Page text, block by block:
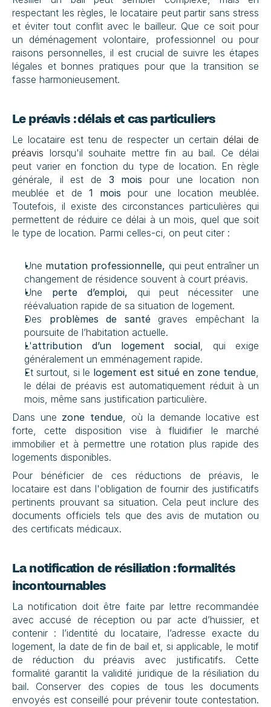
respectant les règles, le locataire peut partir sans stress
et éviter tout conflit avec le bailleur. Que ce soit pour
un déménagement volontaire, professionnel ou pour
raisons personnelles, il est crucial de suivre les étapes
légales et bonnes pratiques pour que la transition se
fasse harmonieusement.
Le préavis : délais et cas particuliers
Le locataire est tenu de respecter un certain délai de
préavis lorsqu'il souhaite mettre fin au bail. Ce délai
peut varier en fonction du type de location. En règle
générale, il est de 3 mois pour une location non
meublée et de 1 mois pour une location meublée.
Toutefois, il existe des circonstances particulières qui
permettent de réduire ce délai à un mois, quel que soit
le type de location. Parmi celles-ci, on peut citer :
Une mutation professionnelle, qui peut entraîner un
changement de résidence souvent à court préavis.
Une perte d’emploi, qui peut nécessiter une
réévaluation rapide de sa situation de logement.
Des problèmes de santé graves empêchant la
poursuite de l’habitation actuelle.
L'attribution d’un logement social, qui exige
généralement un emménagement rapide.
Et surtout, si le logement est situé en zone tendue,
le délai de préavis est automatiquement réduit à un
mois, même sans justification particulière.
Dans une zone tendue, où la demande locative est
forte, cette disposition vise à fluidifier le marché
immobilier et à permettre une rotation plus rapide des
logements disponibles.
Pour bénéficier de ces réductions de préavis, le
locataire est dans l'obligation de fournir des justificatifs
pertinents prouvant sa situation. Cela peut inclure des
documents officiels tels que des avis de mutation ou
des certificats médicaux.
La notification de résiliation : formalités
incontournables
La notification doit être faite par lettre recommandée
avec accusé de réception ou par acte d’huissier, et
contenir : l’identité du locataire, l’adresse exacte du
logement, la date de fin de bail et, si applicable, le motif
de réduction du préavis avec justificatifs. Cette
formalité garantit la validité juridique de la résiliation du
bail. Conserver des copies de tous les documents
envoyés est conseillé pour prévenir toute contestation.